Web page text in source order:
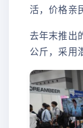
活，价格亲
去年末推出
公斤，采用